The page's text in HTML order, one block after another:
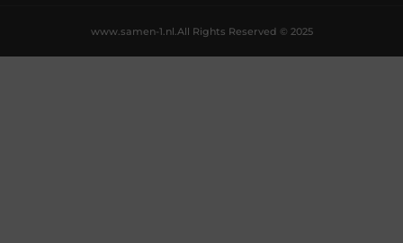
All Rights Reserved © 2025
www.samen-1.nl.